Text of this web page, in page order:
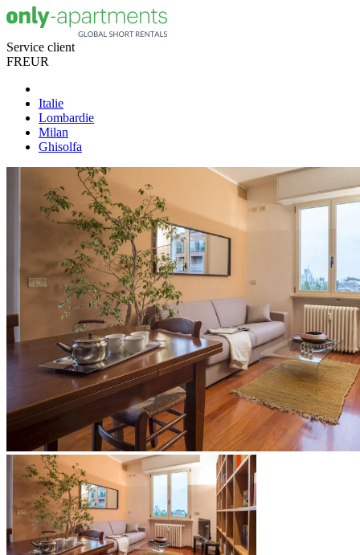
Service client
FREUR
Italie
Lombardie
Milan
Ghisolfa